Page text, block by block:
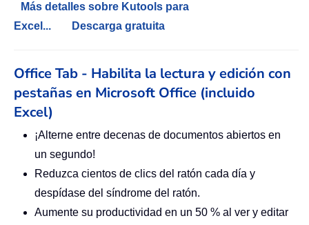
Más detalles sobre Kutools para
Excel...
Descarga gratuita
Office Tab - Habilita la lectura y edición con
pestañas en Microsoft Office (incluido
Excel)
¡Alterne entre decenas de documentos abiertos en
un segundo!
Reduzca cientos de clics del ratón cada día y
despídase del síndrome del ratón.
Aumente su productividad en un 50 % al ver y editar